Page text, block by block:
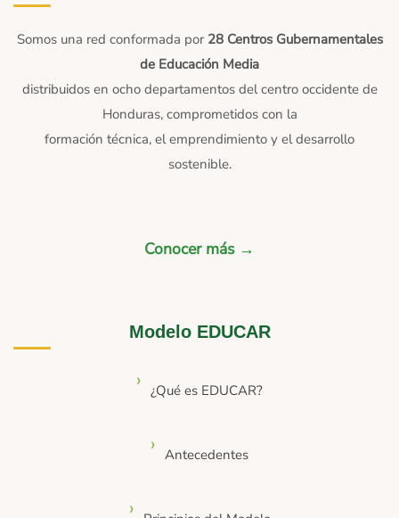
Somos una red conformada por 28 Centros Gubernamentales
de Educación Media
distribuidos en ocho departamentos del centro occidente de
Honduras, comprometidos con la
formación técnica, el emprendimiento y el desarrollo
sostenible.
Conocer más →
Modelo EDUCAR
¿Qué es EDUCAR?
Antecedentes